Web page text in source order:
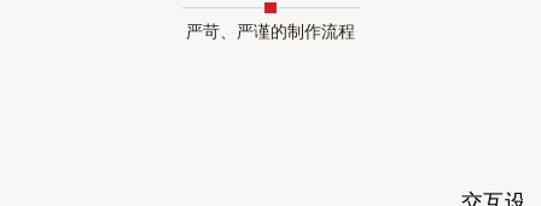
严苛、严谨的制作流程